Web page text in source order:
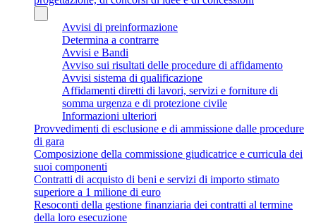
Avvisi di preinformazione
Determina a contrarre
Avvisi e Bandi
Avviso sui risultati delle procedure di affidamento
Avvisi sistema di qualificazione
Affidamenti diretti di lavori, servizi e forniture di
somma urgenza e di protezione civile
Informazioni ulteriori
Provvedimenti di esclusione e di ammissione dalle procedure
di gara
Composizione della commissione giudicatrice e curricula dei
suoi componenti
Contratti di acquisto di beni e servizi di importo stimato
superiore a 1 milione di euro
Resoconti della gestione finanziaria dei contratti al termine
della loro esecuzione